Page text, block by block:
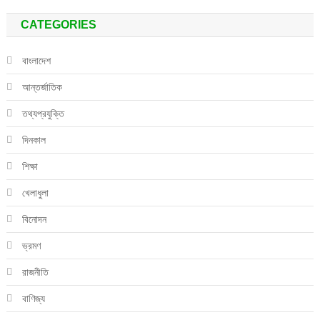
CATEGORIES
বাংলাদেশ
আন্তর্জাতিক
তথ্যপ্রযুক্তি
দিনকাল
শিক্ষা
খেলাধুলা
বিনোদন
ভ্রমণ
রাজনীতি
বাণিজ্য